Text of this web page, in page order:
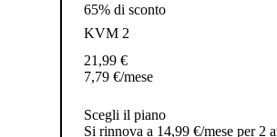
65% di sconto
KVM 2
21,99 €
7,79 €/mese
Scegli il piano
Si rinnova a 14,99 €/mese per 2